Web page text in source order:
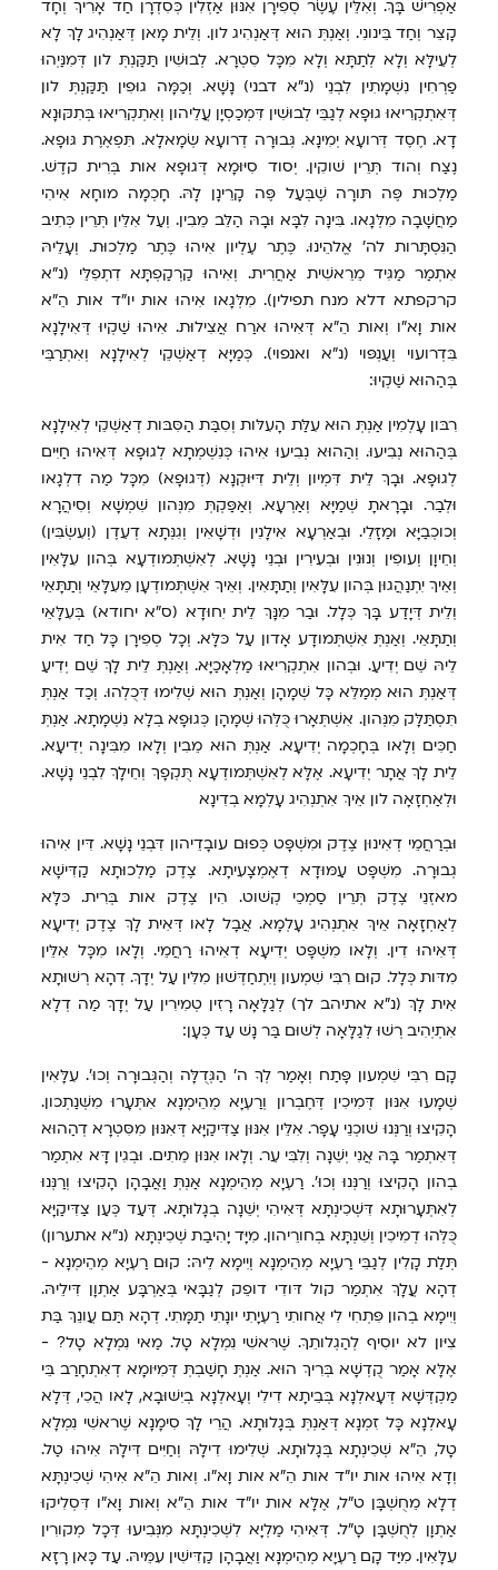
אַפְרִישׁ בָּךְ. וְאִלֵּין עֶשֶׂר סְפִירָן אִנּוּן אַזְלִין כְּסִדְרָן חַד אָרִיךְ וְחָד
קָצֵר וְחַד בֵּינונִי. וְאַנְתְּ הוּא דְּאַנְהִיג לון. וְלֵית מָאן דְּאַנְהִיג לָךְ לָא
לְעֵילָּא וְלָא לְתַתָּא וְלָא מִכָּל סִטְרָא. לְבוּשִׁין תַּקַּנְתְּ לון דְּמִנַּיְהוּ
פַרְחִין נִשְׁמָתִין לִבְנֵי (נ"א דבני) נָשָׁא. וְכַמָּה גוּפִין תַּקַּנְתְּ לון
דְּאִתְקְרִיאוּ גוּפָא לְגַבֵּי לְבוּשִׁין דִּמְכַסְיָן עֲלֵיהון וְאִתְקְרִיאוּ בְּתִקּוּנָא
דָא. חֶסֶד דְּרועָא יְמִינָא. גְּבוּרָה דְרועָא שְׂמָאלָא. תִּפְאֶרֶת גּוּפָא.
נֶצַח וְהוד תְּרֵין שׁוקִין. יְסוד סִיּוּמָא דְּגוּפָא אות בְּרִית קדֶשׁ.
מַלְכוּת פֶּה תּורָה שֶׁבְּעַל פֶּה קָרֵינָן לָהּ. חָכְמָה מוחָא אִיהִי
מַחֲשָׁבָה מִלְּגָאו. בִּינָה לִבָּא וּבָהּ הַלֵּב מֵבִין. וְעַל אִלֵּין תְּרֵין כְּתִיב
הַנִּסְתָּרות לה' אֱלהֵינוּ. כֶּתֶר עֶלְיון אִיהוּ כֶּתֶר מַלְכוּת. וְעָלֵיהּ
אִתְמַר מַגִּיד מֵרֵאשִׁית אַחֲרִית. וְאִיהוּ קַרְקַפְתָּא דִתְפִלֵּי (נ"א
קרקפתא דלא מנח תפילין). מִלְּגָאו אִיהוּ אות יו"ד אות הֵ"א
אות וָא"ו וְאות הֵ"א דְּאִיהוּ ארַח אֲצִילוּת. אִיהוּ שַׁקְיוּ דְּאִילָנָא
בִּדְרועוי וְעַנְפּוי (נ"א ואנפוי). כְּמַיָּא דְאַשְׁקֵי לְאִילָנָא וְאִתְרַבֵּי
בְּהַהוּא שַׁקְיוּ:
רִבּון עָלְמִין אַנְתְּ הוּא עִלַּת הָעִלּות וְסִבַּת הַסִּבּות דְאַשְׁקֵי לְאִילָנָא
בְּהַהוּא נְבִיעוּ. וְהַהוּא נְבִיעוּ אִיהוּ כְּנִשְׁמְתָא לְגוּפָא דְּאִיהוּ חַיִּים
לְגוּפָא. וּבָךְ לֵית דִּמְיון וְלֵית דִּיּוּקְנָא (דְּגוּפָא) מִכָּל מַה דִלְגָאו
וּלְבַר. וּבָרָאתָ שְׁמַיָּא וְאַרְעָא. וְאַפַּקְתְּ מִנְּהון שִׁמְשָׁא וְסִיהֲרָא
וְכוכְבַיָּא וּמַזָּלֵי. וּבְאַרְעָא אִילָנִין וּדְשָׁאִין וְגִנְּתָא דְעֵדֶן (וְעִשְׂבִּין)
וְחֵיוָן וְעופִין וְנוּנִין וּבְעִירִין וּבְנֵי נָשָׁא. לְאִשְׁתְּמודְעָא בְּהון עִלָּאִין
וְאֵיךְ יִתְנַהֲגוּן בְּהון עִלָּאִין וְתַתָּאִין. וְאֵיךְ אִשְׁתְּמודְעָן מֵעִלָּאֵי וְתַתָּאֵי
וְלֵית דְּיָדַע בָּךְ כְּלָל. וּבַר מִנָּךְ לֵית יִחוּדָא (ס"א יחודא) בְּעִלָּאֵי
וְתַתָּאֵי. וְאַנְתְּ אִשְׁתְּמודָע אָדון עַל כּלָּא. וְכָל סְפִירָן כָּל חַד אִית
לֵיהּ שֵׁם יְדִיעַ. וּבְהון אִתְקְרִיאוּ מַלְאָכַיָּא. וְאַנְתְּ לֵית לָךְ שֵׁם יְדִיעַ
דְּאַנְתְּ הוּא מְמַלֵּא כָּל שְׁמָהָן וְאַנְתְּ הוּא שְׁלִימוּ דְּכֻלְהוּ. וְכַד אַנְתְּ
תִּסְתַּלָּק מִנְּהון. אִשְׁתְּאָרוּ כֻּלְּהוּ שְׁמָהָן כְּגוּפָא בְלָא נִשְׁמָתָא. אַנְתְּ
חַכִּים וְלָאו בְּחָכְמָה יְדִיעָא. אַנְתְּ הוּא מֵבִין וְלָאו מִבִּינָה יְדִיעָא.
לֵית לָךְ אֲתָר יְדִיעָא. אֶלָּא לְאִשְׁתְּמודְעָא תֻּקְפָךְ וְחֵילָךְ לִבְנֵי נָשָׁא.
וּלְאַחְזָאָה לון אֵיךְ אִתְנְהִיג עָלְמָא בְדִינָא
וּבְרַחֲמֵי דְאִינוּן צֶדֶק וּמִשְׁפָּט כְּפוּם עובָדֵיהון דִּבְנֵי נָשָׁא. דִּין אִיהוּ
גְבוּרָה. מִשְׁפָּט עַמּוּדָא דְאֶמְצָעִיתָא. צֶדֶק מַלְכוּתָא קַדִּישָׁא
מאזְנֵי צֶדֶק תְּרֵין סַמְכֵי קְשׁוט. הִין צֶדֶק אות בְּרִית. כּלָּא
לְאַחְזָאָה אֵיךְ אִתְנְהִיג עָלְמָא. אֲבָל לָאו דְּאִית לָךְ צֶדֶק יְדִיעָא
דְּאִיהוּ דִין. וְלָאו מִשְׁפָּט יְדִיעָא דְאִיהוּ רַחֲמֵי. וְלָאו מִכָּל אִלֵּין
מִדּות כְּלָל. קוּם רִבִּי שִׁמְעון וְיִתְחַדְּשׁוּן מִלִּין עַל יְדָךְ. דְהָא רְשׁוּתָא
אִית לָךְ (נ"א אתיהב לך) לְגַלָּאָה רָזִין טְמִירִין עַל יְדָךְ מַה דְלָא
אִתְיְהִיב רְשׁוּ לְגַלָּאָה לְשׁוּם בַּר נָשׁ עַד כְּעָן:
קָם רִבִּי שִׁמְעון פָּתַח וְאָמַר לְךָ ה' הַגְּדֻלָּה וְהַגְּבוּרָה וְכוּ'. עִלָּאִין
שְׁמָעוּ אִנּוּן דְּמִיכִין דְּחֶבְרון וְרַעְיָא מְהֵימְנָא אִתְּעָרוּ מִשְּׁנַתְכון.
הָקִיצוּ וְרַנְּנוּ שׁוכְנֵי עָפָר. אִלֵּין אִנּוּן צַדִּיקַיָּא דְּאִנּוּן מִסִּטְרָא דְהַהוּא
דְּאִתְמַר בָּהּ אֲנִי יְשֵׁנָה וְלִבִּי עֵר. וְלָאו אִנּוּן מֵתִים. וּבְגִין דָּא אִתְמַר
בְהון הָקִיצוּ וְרַנְּנוּ וְכוּ'. רַעְיָא מְהֵימְנָא אַנְתְּ וַאֲבָהָן הָקִיצוּ וְרַנְּנוּ
לְאִתְּעָרוּתָא דִּשְׁכִינְתָּא דְּאִיהִי יְשֵׁנָה בְגָלוּתָא. דְּעַד כְּעַן צַדִּיקַיָּא
כֻּלְּהוּ דְמִיכִין וְשִׁנְתָּא בְחורֵיהון. מִיָּד יָהִיבַת שְׁכִינְתָּא (נ"א אתערון)
תְּלַת קָלִין לְגַבֵּי רַעְיָא מְהֵימְנָא וְיִימָא לֵיהּ: קוּם רַעְיָא מְהֵימְנָא -
דְהָא עֲלָךְ אִתְמַר קול דּודִי דופֵק לְגַבָּאי בְּאַרְבָּע אַתְוָן דִּילֵיהּ.
וְיִימָא בְהון פִּתְחִי לִי אֲחותִי רַעְיָתִי יונָתִי תַמָּתִי. דְהָא תַּם עֲונֵךְ בַּת
צִיּון לא יוסִיף לְהַגְלותֵךְ. שֶׁרּאשִׁי נִמְלָא טָל. מַאי נִמְלָא טָל? -
אֶלָּא אָמַר קֻדְשָׁא בְּרִיךְ הוּא. אַנְתְּ חָשַׁבְתְּ דְּמִיּומָא דְאִתְחָרַב בֵּי
מַקְדְּשָׁא דְּעָאלְנָא בְּבֵיתָא דִילִי וְעָאלְנָא בְיִשּׁוּבָא, לָאו הֲכִי, דְּלָא
עָאלְנָא כָּל זִמְנָא דְּאַנְתְּ בְּגָלוּתָא. הֲרֵי לָךְ סִימָנָא שֶׁראשִׁי נִמְלָא
טָל, הֵ"א שְׁכִינְתָא בְּגָלוּתָא. שְׁלִימוּ דִילָהּ וְחַיִּים דִּילָהּ אִיהוּ טַל.
וְדָא אִיהוּ אות יו"ד אות הֵ"א אות וָא"ו. וְאות הֵ"א אִיהִי שְׁכִינְתָּא
דְלָא מֵחֻשְׁבָּן ט"ל, אֶלָּא אות יו"ד אות הֵ"א וְאות וָא"ו דִּסְלִיקוּ
אַתְוָן לְחֻשְׁבָּן טָ"ל. דְּאִיהִי מַלְיָא לִשְׁכִינְתָּא מִנְּבִיעוּ דְּכָל מְקורִין
עִלָּאִין. מִיַּד קָם רַעְיָא מְהֵימְנָא וַאֲבָהָן קַדִּישִׁין עִמֵּיהּ. עַד כָּאן רָזָא